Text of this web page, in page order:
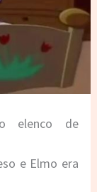
elenco de
e Elmo era